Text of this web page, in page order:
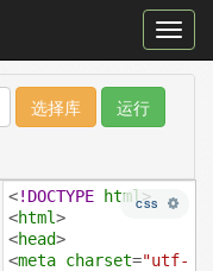
菜
单
选择库
运行
<!DOCTYPE html >
<html>
<head
<meta charset="utf-
CSS